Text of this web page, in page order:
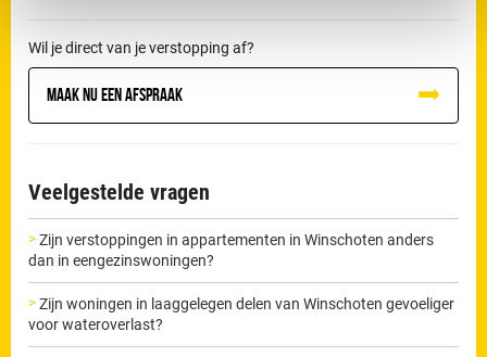
Wil je direct van je verstopping af?
Maak nu een afspraak
Veelgestelde vragen
Zijn verstoppingen in appartementen in Winschoten anders
dan in eengezinswoningen?
Zijn woningen in laaggelegen delen van Winschoten gevoeliger
voor wateroverlast?